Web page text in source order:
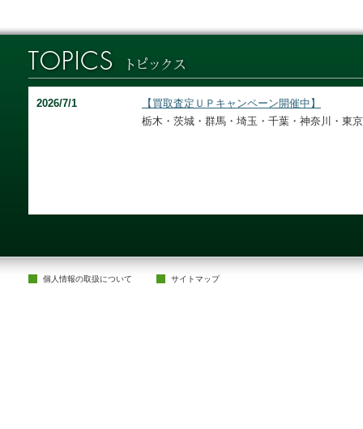
2026/7/12
【朝霞市泉水】 ２路線
【芳賀郡益子町七井中央
シア５分 土地８１坪
個人情報の取扱について サイトマップ